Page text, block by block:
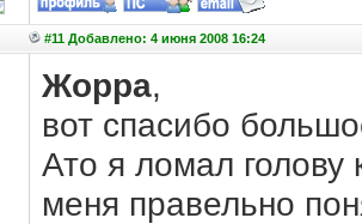
#11 Добавлено: 4 июня 2008 16:24
Жорра,
вот спасибо
Ато я ломал голову
меня правельно